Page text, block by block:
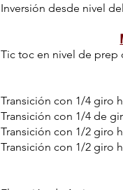
Inversión desde nivel
Tic toc en nivel de prep
Transición con 1/4 giro
Transición con 1/4 de
Transición con 1/2 giro
Transición con 1/2 giro